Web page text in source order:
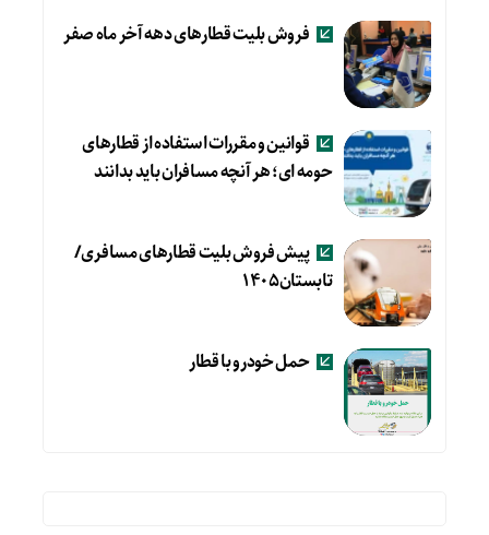
فروش بلیت قطارهای دهه آخر ماه صفر
قوانین و مقررات استفاده از قطارهای
حومه ای؛ هر آنچه مسافران باید بدانند
پیش فروش بلیت قطارهای مسافری/
تابستان۱۴۰۵
حمل خودرو با قطار